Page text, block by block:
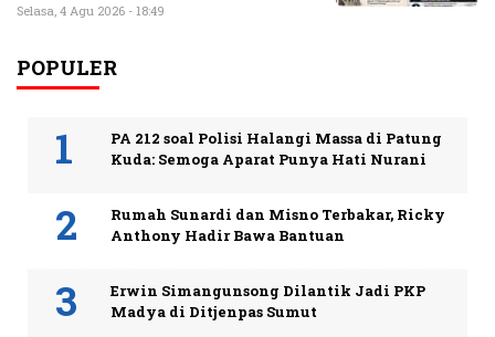
Selasa, 4 Agu 2026 - 18:49
POPULER
PA 212 soal Polisi Halangi Massa di Patung
Kuda: Semoga Aparat Punya Hati Nurani
Rumah Sunardi dan Misno Terbakar, Ricky
Anthony Hadir Bawa Bantuan
Erwin Simangunsong Dilantik Jadi PKP
Madya di Ditjenpas Sumut